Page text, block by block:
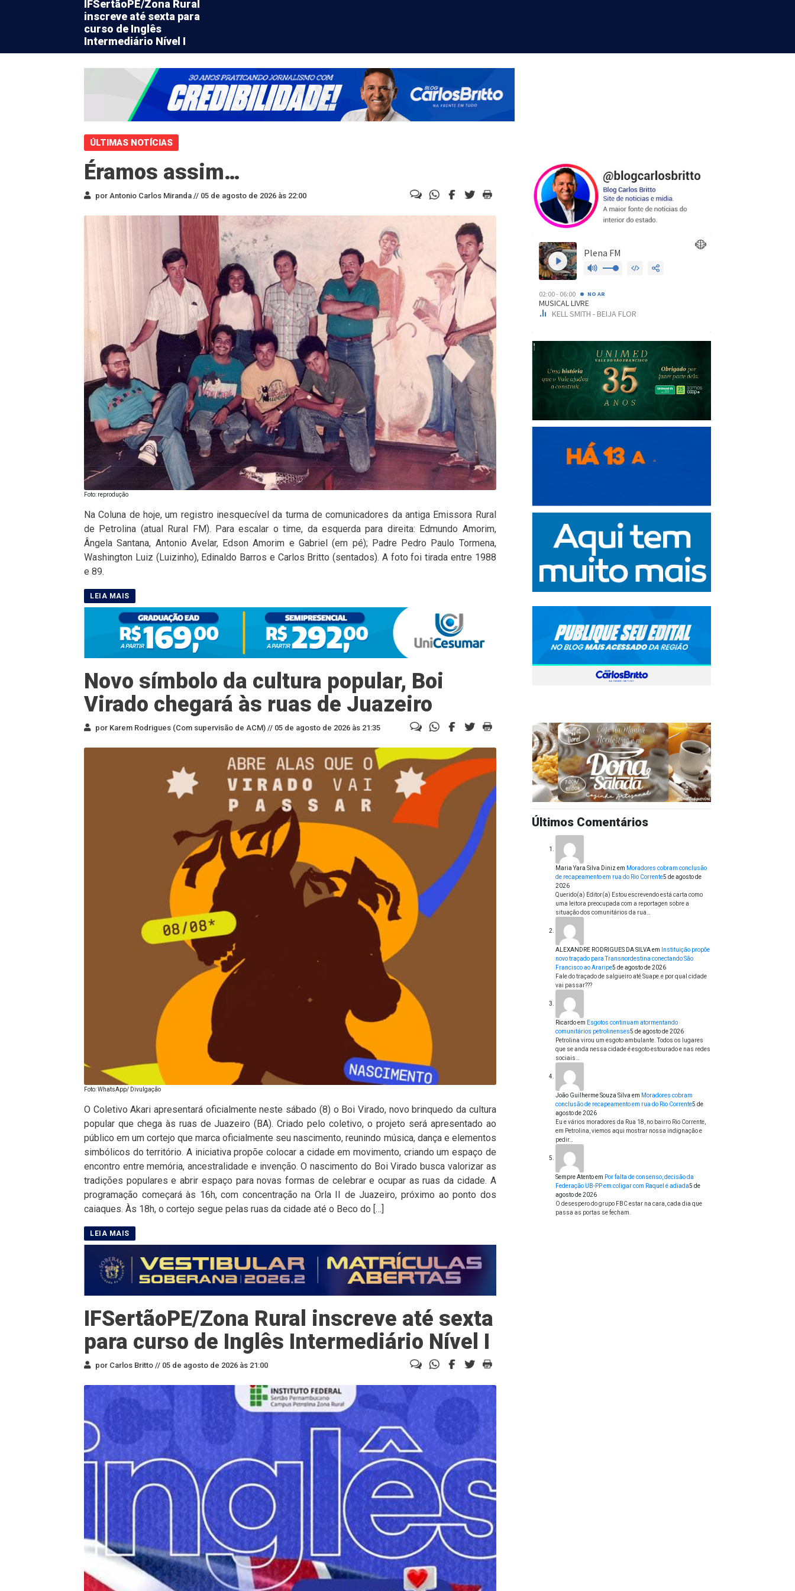
IFSertãoPE/Zona Rural
inscreve até sexta para
curso de Inglês
Intermediário Nível I
ÚLTIMAS NOTÍCIAS
Éramos assim…
por Antonio Carlos Miranda // 05 de agosto de 2026 às 22:00
Foto: reprodução
Na Coluna de hoje, um registro inesquecível da turma de comunicadores da antiga Emissora Rural
de Petrolina (atual Rural FM). Para escalar o time, da esquerda para direita: Edmundo Amorim,
Ângela Santana, Antonio Avelar, Edson Amorim e Gabriel (em pé); Padre Pedro Paulo Tormena,
Washington Luiz (Luizinho), Edinaldo Barros e Carlos Britto (sentados). A foto foi tirada entre 1988
e 89.
Novo símbolo da cultura popular, Boi
Virado chegará às ruas de Juazeiro
por Karem Rodrigues (Com supervisão de ACM) // 05 de agosto de 2026 às 21:35
Foto: WhatsApp/ Divulgação
O Coletivo Akari apresentará oficialmente neste sábado (8) o Boi Virado, novo brinquedo da cultura
popular que chega às ruas de Juazeiro (BA). Criado pelo coletivo, o projeto será apresentado ao
público em um cortejo que marca oficialmente seu nascimento, reunindo música, dança e elementos
simbólicos do território. A iniciativa propõe colocar a cidade em movimento, criando um espaço de
encontro entre memória, ancestralidade e invenção. O nascimento do Boi Virado busca valorizar as
tradições populares e abrir espaço para novas formas de celebrar e ocupar as ruas da cidade. A
programação começará às 16h, com concentração na Orla II de Juazeiro, próximo ao ponto dos
caiaques. Às 18h, o cortejo segue pelas ruas da cidade até o Beco do […]
IFSertãoPE/Zona Rural inscreve até sexta
para curso de Inglês Intermediário Nível I
por Carlos Britto // 05 de agosto de 2026 às 21:00
Últimos Comentários
Maria Yara Silva Dinizem Moradores cobram conclusão
de recapeamento em rua do Rio Corrente5 de agosto de
2026
Querido(a) Editor(a) Estou escrevendo está carta como
uma leitora preocupada com a reportagen sobre a
situação dos comunitários da rua…
ALEXANDRE RODRIGUES DA SILVAem
Instituição propõe
novo traçado para Transnordestina conectando São
Francisco ao Araripe5 de agosto de 2026
Fale do traçado de salgueiro até Suape.e por qual cidade
vai passar???
Ricardoem Esgotos continuam atormentando
comunitários petrolinenses5 de agosto de 2026
Petrolina virou um esgoto ambulante. Todos os lugares
que se anda nessa cidade é esgoto estourado e nas redes
sociais…
João Guilherme Souza Silva em Moradores cobram
conclusão de recapeamento em rua do Rio Corrente5 de
agosto de 2026
Eu e vários moradores da Rua 18, no bairro Rio Corrente,
em Petrolina, viemos aqui mostrar nossa indignação e
pedir…
Sempre Atentoem Por falta de consenso, decisão da
Federação UB-PP em coligar com Raquel é adiada5 de
agosto de 2026
O desespero do grupo FBC estar na cara, cada dia que
passa as portas se fecham.